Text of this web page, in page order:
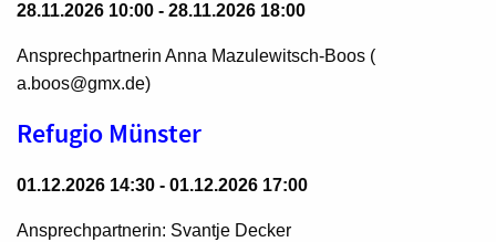
28.11.2026 10:00 - 28.11.2026 18:00
Ansprechpartnerin Anna Mazulewitsch-Boos (
a.boos@gmx.de)
Refugio Münster
01.12.2026 14:30 - 01.12.2026 17:00
Ansprechpartnerin: Svantje Decker